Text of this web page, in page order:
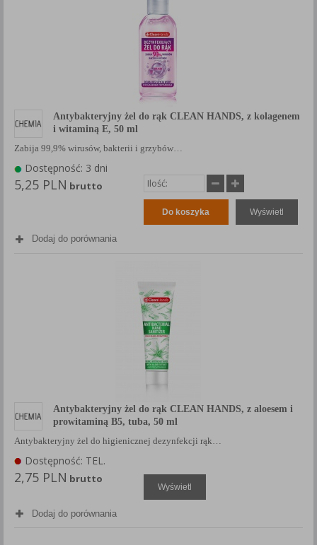
Antybakteryjny żel do rąk CLEAN HANDS, z kolagenem
i witaminą E, 50 ml
Zabija 99,9% wirusów, bakterii i grzybów…
Dostępność: 3 dni
5,25 PLN brutto
Do koszyka Wyświetl
Dodaj do porównania
Antybakteryjny żel do rąk CLEAN HANDS, z aloesem i
prowitaminą B5, tuba, 50 ml
Antybakteryjny żel do higienicznej dezynfekcji rąk…
Dostępność: TEL.
2,75 PLN brutto
Wyświetl
Dodaj do porównania